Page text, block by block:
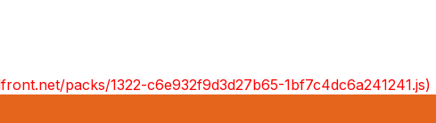
packs/1322-c6e932f9d3d27b65-1bf7c4dc6a241241.js)